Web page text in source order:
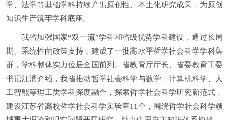
学、法学等基础学科持续产出原创性、本土化研究成果，为原创
知识生产筑牢学科底座。
我省加强国家“双一流”学科和省级优势学科建设，通过长周
期、系统性的政策支持，建成了一批高水平哲学社会科学学科集
群，学科整体实力位居全国前列。省教育厅厅长、省委教育工委
书记江涌介绍，我省推动哲学社会科学与数学、计算机科学、人
工智能等理工类学科深度融合，探索哲学社会科学研究新范式，
建设江苏省高校哲学社会科学实验室11个，围绕哲学社会科学领